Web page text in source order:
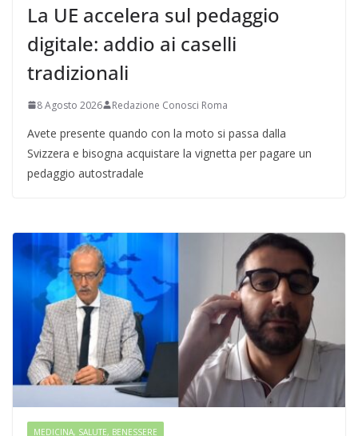
La UE accelera sul pedaggio
digitale: addio ai caselli
tradizionali
8 Agosto 2026 Redazione Conosci Roma
Avete presente quando con la moto si passa dalla
Svizzera e bisogna acquistare la vignetta per pagare un
pedaggio autostradale
MEDICINA, SALUTE, BENESSERE